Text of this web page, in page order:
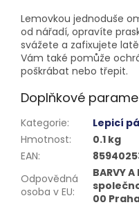
Lemovkou jednoduše
od nářadí, opravíte
svážete a zafixujete
Vám také pomůže
poškrábat nebo třepit.
Doplňkové
Kategorie:
Lepicí
Hmotnost:
0.1 kg
EAN:
Odpovědná
osoba v EU:
BARVY
00